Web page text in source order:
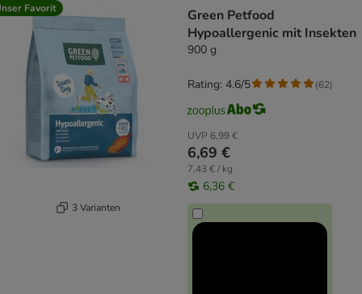
Favorit
3 Varianten
Green Petfood
Hypoallergenic mit Insekten
900 g
UVP 6,99 €
6,69 €
7,43 € / kg
6,36 €
Rating: 4.6/5 (62)